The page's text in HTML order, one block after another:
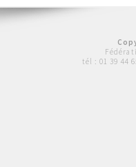
tél : 01 39 44